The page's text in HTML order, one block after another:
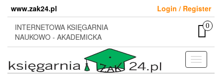
content
www.zak24.pl
Login / Register
INTERNETOWA KSIĘGARNIA
NAUKOWO - AKADEMICKA
0
Toggle